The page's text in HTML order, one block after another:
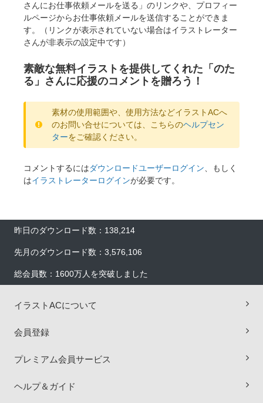
さんにお仕事依頼メールを送る」のリンクや、プロフィー
ルページからお仕事依頼メールを送信することができま
す。（リンクが表示されていない場合はイラストレーター
さんが非表示の設定中です）
素敵な無料イラストを提供してくれた「のた
る」さんに応援のコメントを贈ろう！
素材の使用範囲や、使用方法などイラストACへ
のお問い合せについては、こちらのヘルプセン
ターをご確認ください。
コメントするにはダウンロードユーザーログイン 、もしく
はイラストレーターログインが必要です。
昨日のダウンロード数：138,214
先月のダウンロード数：3,576,106
総会員数：1600万人を突破しました
イラストACについて
会員登録
プレミアム会員サービス
ヘルプ＆ガイド